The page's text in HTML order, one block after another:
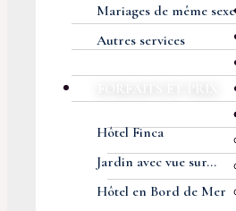
Mariages de même sexe
Autres services
Hôtel Finca
Jardin avec vue sur...
Hôtel en Bord de Mer